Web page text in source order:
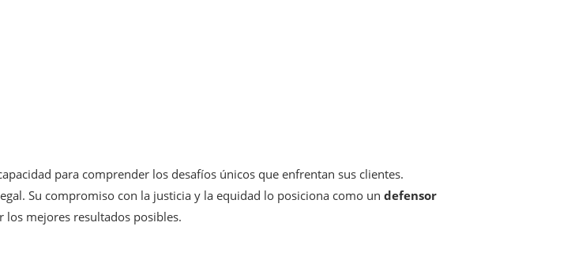
para comprender los desafíos únicos que enfrentan sus clientes.
Su compromiso con la justicia y la equidad lo posiciona como un defensor
mejores resultados posibles.